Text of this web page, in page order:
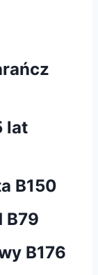
lat
B150
B79
B176